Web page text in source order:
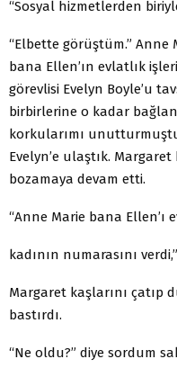
“Sosyal hizmetlerden
“Elbette görüştüm.” Anne
bana Ellen’ın evlatlık
görevlisi Evelyn Boyle’u
birbirlerine o kadar
korkularımı
Evelyn’e ulaştık. Margaret
bozamaya devam etti.
“Anne Marie bana Ellen’ı
kadının numarasını
Margaret kaşlarını çatıp
bastırdı.
“Ne oldu?” diye sordum